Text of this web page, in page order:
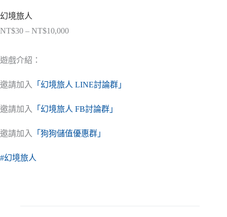
幻境旅人
NT$30 – NT$10,000價
NT$30
到
遊戲介紹：
邀請加入 「幻境旅人 LINE討論群」
邀請加入 「幻境旅人 FB討論群」
邀請加入 「狗狗儲值優惠群」
#幻境旅人